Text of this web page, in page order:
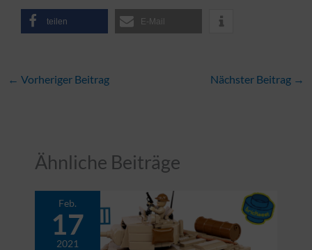
teilen E-Mail
← Vorheriger Beitrag Nächster Beitrag →
Ähnliche Beiträge
Feb.
17
2021